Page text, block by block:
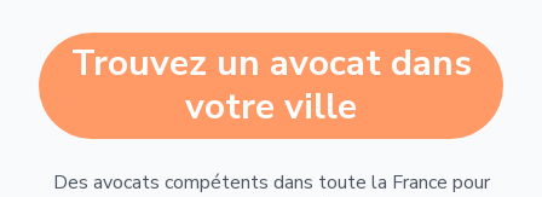
Trouvez un avocat dans
votre ville
Des avocats compétents dans toute la France pour